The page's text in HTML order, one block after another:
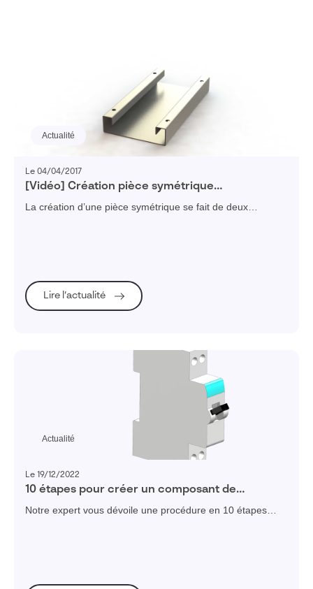
Actualité
Le 04/04/2017
[Vidéo] Création pièce symétrique
SOLIDWORKS
La création d’une pièce symétrique se fait de deux
Lire l’actualité
Actualité
Le 19/12/2022
10 étapes pour créer un composant de
bibliothèque SOLIDWORKS Electrical
Notre expert vous dévoile une procédure en 10 étapes